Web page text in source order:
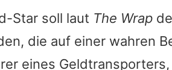
Star soll laut The Wrap
die auf einer wahren
eines